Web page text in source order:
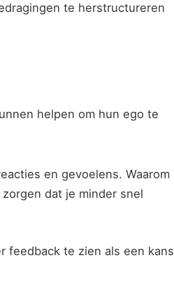
te herstructureren
helpen om hun ego te
en gevoelens. Waarom
dat je minder snel
feedback te zien als een kans